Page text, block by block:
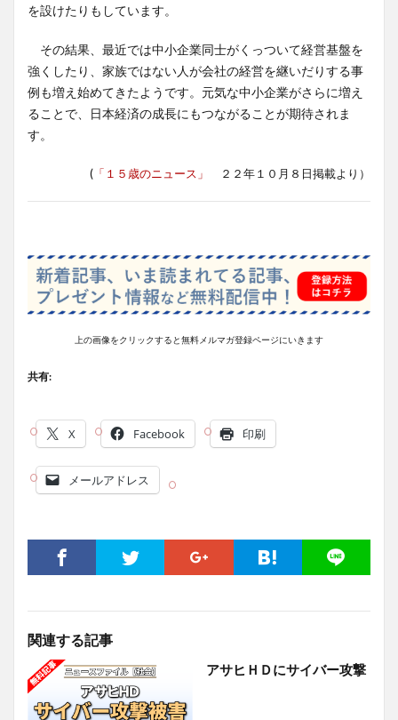
を設けたりもしています。
その結果、最近では中小企業同士がくっついて経営基盤を
強くしたり、家族ではない人が会社の経営を継いだりする事
例も増え始めてきたようです。元気な中小企業がさらに増え
ることで、日本経済の成長にもつながることが期待されま
す。
( 「１５歳のニュース」 ２２年１０月８日掲載より）
上の画像をクリックすると無料メルマガ登録ページにいきます
共有:
X Facebook 印刷
メールアドレス
関連する記事
アサヒＨＤにサイバー攻撃